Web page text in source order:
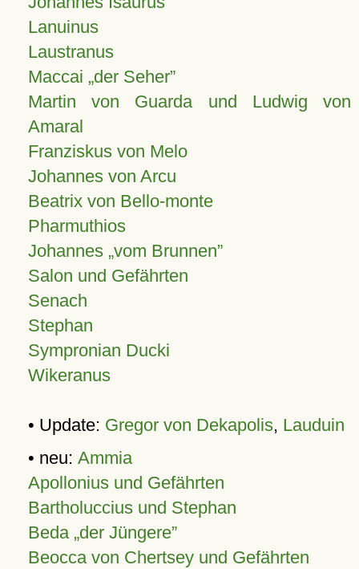
Lanuinus
Laustranus
Maccai „der Seher”
Martin von Guarda und Ludwig von
Amaral
Franziskus von Melo
Johannes von Arcu
Beatrix von Bello-monte
Pharmuthios
Johannes vom Brunnen
Salon und Gefährten
Senach
Stephan
Sympronian Ducki
Wikeranus
• Update: Gregor von Dekapolis, Lauduin
• neu: Ammia
Apollonius und Gefährten
Bartholuccius und Stephan
Beda „der Jüngere”
Beocca von Chertsey und Gefährten